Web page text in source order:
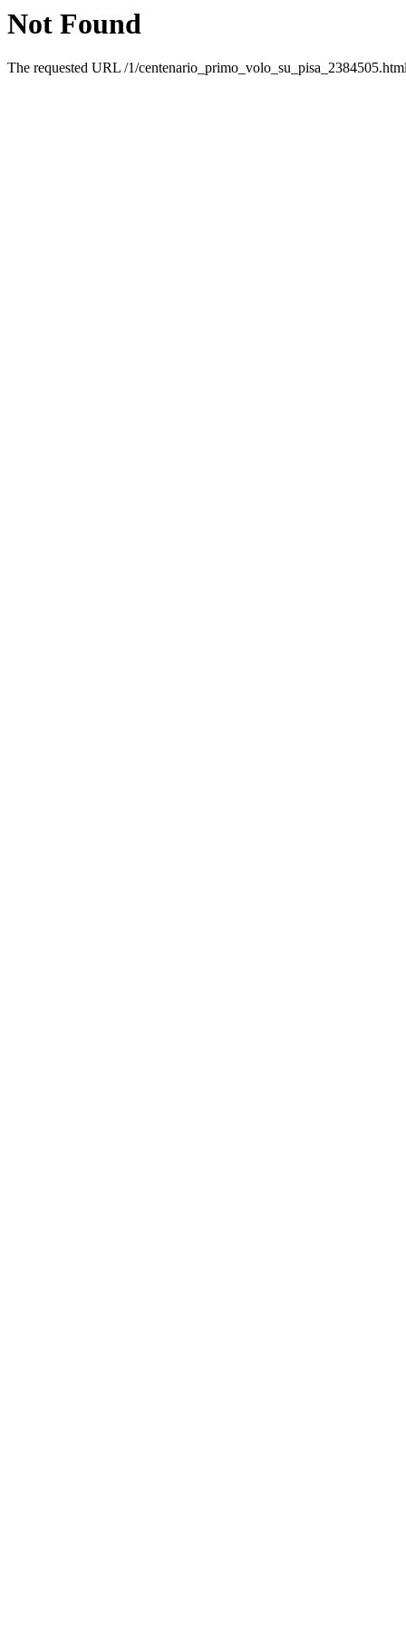
Not Found
The requested URL /1/